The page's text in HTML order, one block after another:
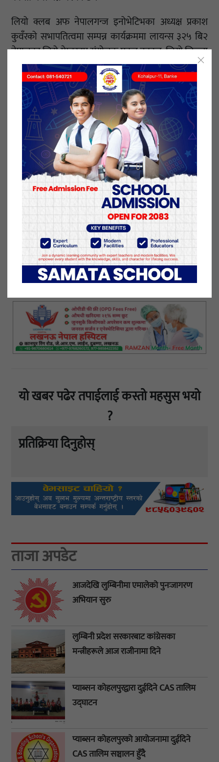
लियो क्लब अफ नेपालगन्ज इनोभेटिभका अध्यक्ष प्रकाश
कुवँरको सभापतित्वमा सम्पन्न कार्यक्रममा लायन्स ३२५ बि२
नेपालका जिरो मेम्बरड्रप संयोजक मुकुट ढकाल, लियो जिल्ला
परिषद् ३२५ बि २का पूर्व अध्यक्ष विष्णु श्रेष्ठ, लियो जिल्ला
परिषद् ३२५ बि२ का जिल्ला परिषद निर्देशक सुजीत बैश्य
लगायत नेपालगन्ज क्षेत्रका ३० बढि लियो क्लब सदस्यहरुको
उपस्थिति रहेको लियो अभिमुखिकरण कार्यक्रमकी संयोजक
रोशनी खत्रीले बताइन ।
कार्यक्रममा लायन्स ३२५ बि२ नेपालका जिरो मेम्बरड्रप
संयोजक मुकुट ढकाल र लियो जिल्ला परिषद् ३२५ बि २का
पूर्व अध्यक्ष विष्णु श्रेष्ठले लियो सम्बन्धि अभिमुखिकरण दिएका
थिए ।
लियो क्लब अफ नेपालगन्ज इनोभेटिभको चौथो कार्यसमिति
बैठकबाट निर्णय भए अनुरुप क्लबकी उपाध्यक्ष लियो रोशनी
खत्रीको संयोजकत्वमा कार्यक्रम गरिएको क्लबका सचिव
बसन्त बस्नेतले जानकारी दिए ।
३० मंसिर २०७७, मंगलवार प्रकाशित
यो खबर पढेर तपाईलाई कस्तो महसुस भयो
?
प्रतिक्रिया दिनुहोस्
ताजा अपडेट
आजदेखि लुम्बिनीमा एमालेको पुनःजागरण
अभियान सुरु
लुम्बिनी प्रदेश सरकारबाट कांग्रेसका
मन्त्रीहरूले आज राजीनामा दिने
प्याब्सन कोहलपुरद्वारा दुईदिने CAS तालिम
उद्घाटन
प्याब्सन कोहलपुरको आयोजनामा दुईदिने
CAS तालिम सञ्चालन हुँदै